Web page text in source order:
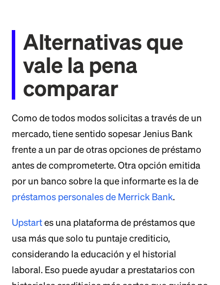
Alternativas que
vale la pena
comparar
Como de todos modos solicitas a través de un
mercado, tiene sentido sopesar Jenius Bank
frente a un par de otras opciones de préstamo
antes de comprometerte. Otra opción emitida
por un banco sobre la que informarte es la de
préstamos personales de Merrick Bank.
Upstartes una plataforma de préstamos que
usa más que solo tu puntaje crediticio,
considerando la educación y el historial
laboral. Eso puede ayudar a prestatarios con